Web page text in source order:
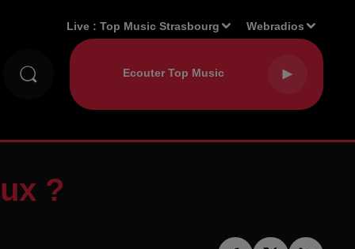
Live :Top Music Strasbourg Webradios
?